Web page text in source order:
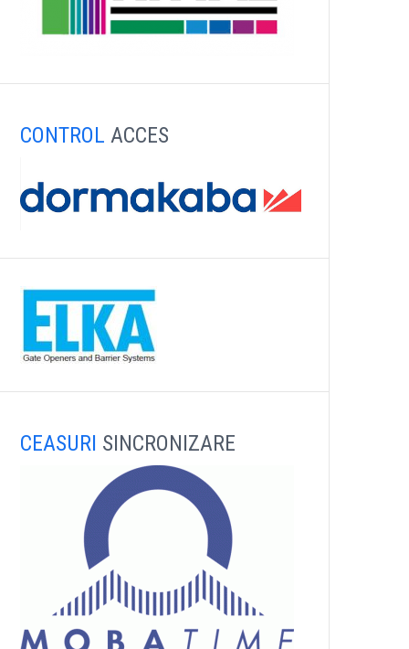
CONTROL ACCES
CEASURI SINCRONIZARE